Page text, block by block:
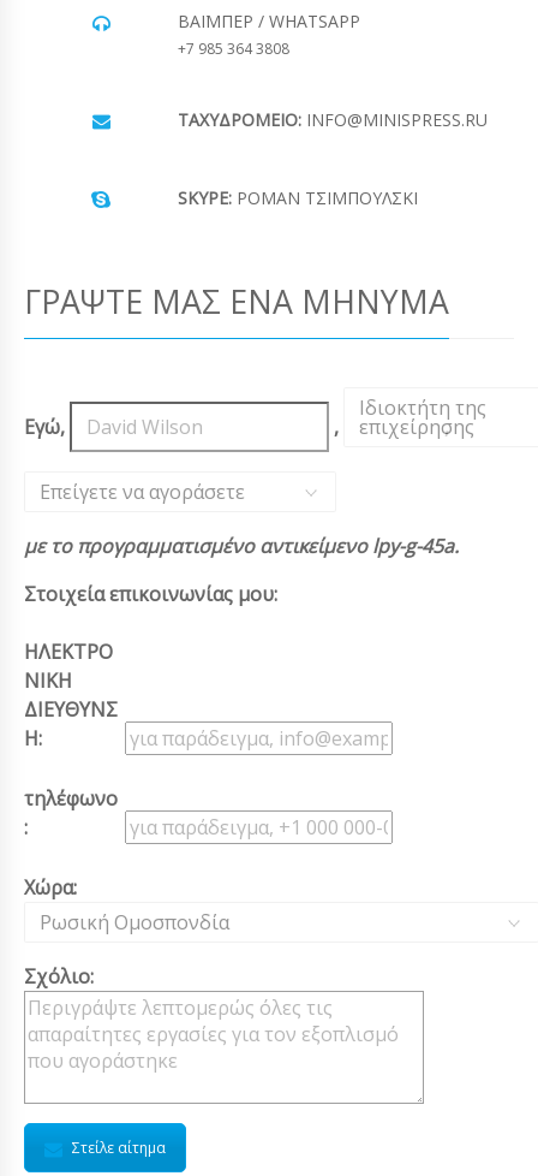
ΒΆΙΜΠΕΡ / WHATSAPP
+7 985 364 3808
ΤΑΧΥΔΡΟΜΕΊΟ: INFO@MINISPRESS.RU
SKYPE: ΡΟΜΆΝ ΤΣΙΜΠΟΎΛΣΚΙ
ΓΡΆΨΤΕ ΜΑΣ ΈΝΑ ΜΉΝΥΜΑ
Εγώ, ,
Ιδιοκτήτη της
επιχείρησης
,
Επείγετε να αγοράσετε
με το προγραμματισμένο αντικείμενο lpy-g-45a.
Στοιχεία επικοινωνίας μου:
ΗΛΕΚΤΡΟ
ΝΙΚΗ
ΔΙΕΥΘΥΝΣ
Η:
τηλέφωνο
:
Χώρα:
Ρωσική Ομοσπονδία
Σχόλιο:
Στείλε αίτημα